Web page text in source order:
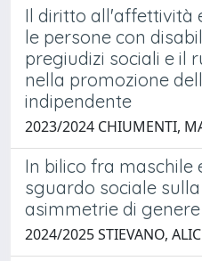
Il diritto all'affettività
le persone con
pregiudizi sociali e il
nella promozione
indipendente
2023/2024 CHIUMENTI,
In bilico fra maschile
sguardo sociale
asimmetrie di genere
2024/2025 STIEVANO,